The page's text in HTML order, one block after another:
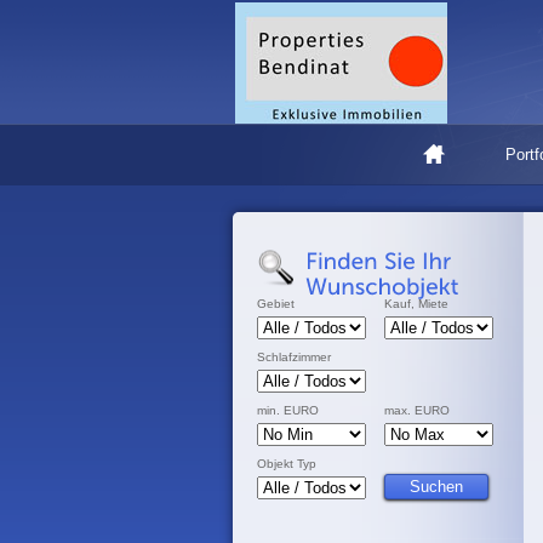
Gebiet Kauf, Miete
Schlafzimmer
min. EURO max. EURO
Objekt Typ